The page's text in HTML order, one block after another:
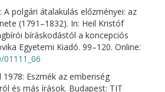
A polgári átalakulás előzményei: az
(1791–1832). In: Heil Kristóf
bíráskodástól a koncepciós
Egyetemi Kiadó. 99–120. Online:
Eszmék az emberiség
és más írások. Budapest: TIT